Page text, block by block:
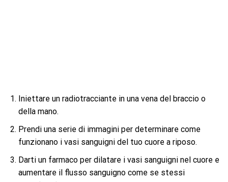
Iniettare un radiotracciante in una vena del braccio o
della mano.
Prendi una serie di immagini per determinare come
funzionano i vasi sanguigni del tuo cuore a riposo.
Darti un farmaco per dilatare i vasi sanguigni nel cuore e
aumentare il flusso sanguigno come se stessi